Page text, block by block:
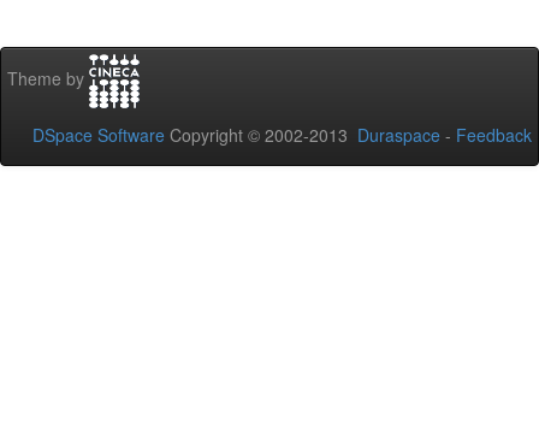
Theme by
DSpace Software Copyright © 2002-2013 Duraspace - Feedback